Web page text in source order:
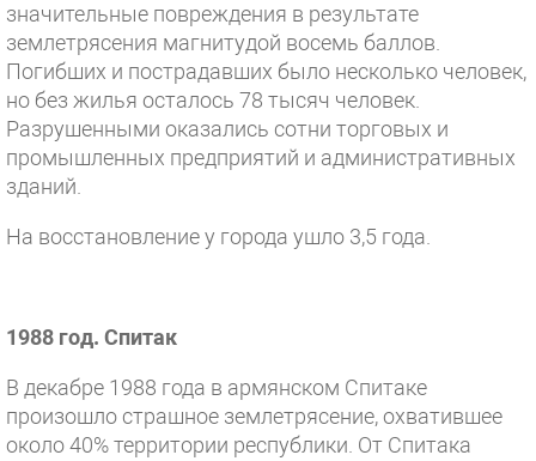
значительные повреждения в результате
землетрясения магнитудой восемь баллов.
Погибших и пострадавших было несколько человек,
но без жилья осталось 78 тысяч человек.
Разрушенными оказались сотни торговых и
промышленных предприятий и административных
зданий.
На восстановление у города ушло 3,5 года.
1988 год. Спитак
В декабре 1988 года в армянском Спитаке
произошло страшное землетрясение, охватившее
около 40% территории республики. От Спитака